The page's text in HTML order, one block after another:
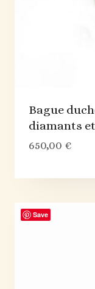
Bague
diamants
650,00 €
Save